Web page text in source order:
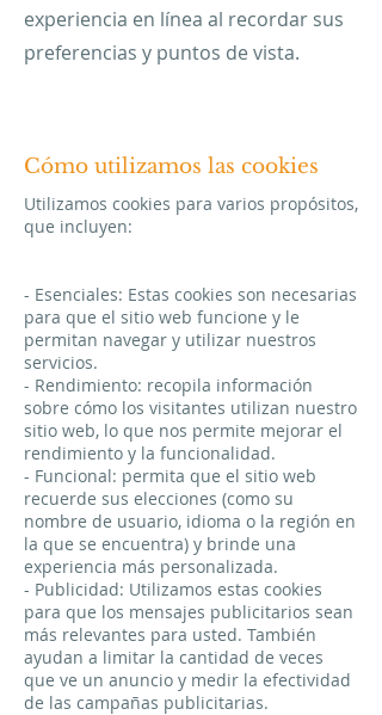
experiencia en línea al recordar sus
preferencias y puntos de vista.
​Cómo utilizamos las cookies
​Utilizamos cookies para varios propósitos,
que incluyen:
- Esenciales: Estas cookies son necesarias
para que el sitio web funcione y le
permitan navegar y utilizar nuestros
servicios.
- Rendimiento: recopila información
sobre cómo los visitantes utilizan nuestro
sitio web, lo que nos permite mejorar el
rendimiento y la funcionalidad.
- Funcional: permita que el sitio web
recuerde sus elecciones (como su
nombre de usuario, idioma o la región en
la que se encuentra) y brinde una
experiencia más personalizada.
- Publicidad: Utilizamos estas cookies
para que los mensajes publicitarios sean
más relevantes para usted. También
ayudan a limitar la cantidad de veces
que ve un anuncio y medir la efectividad
de las campañas publicitarias.